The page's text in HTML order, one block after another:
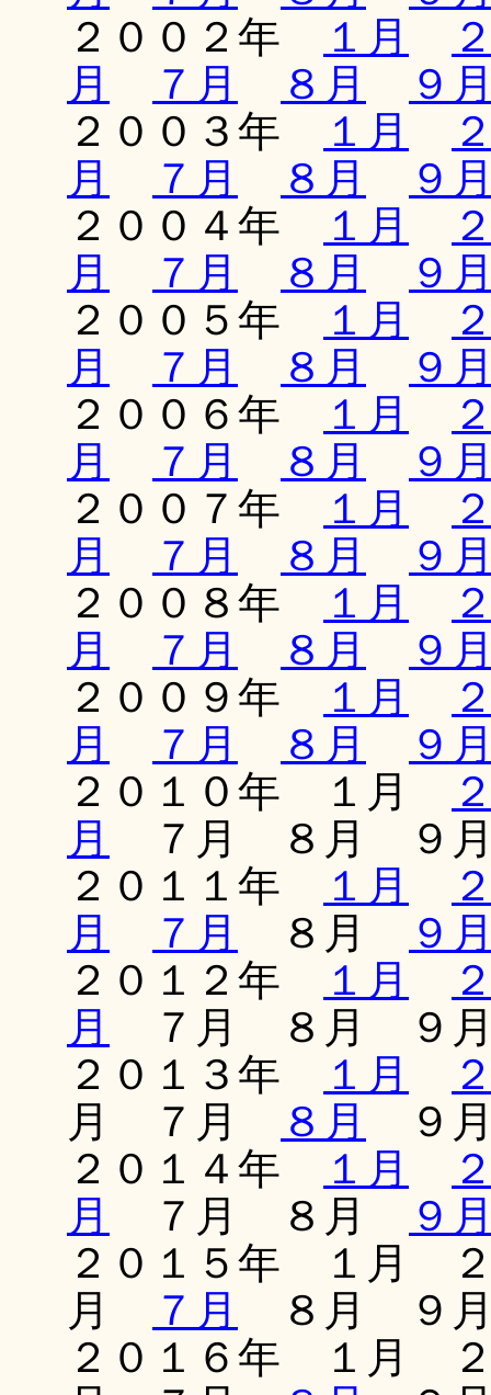
２００２年
１月
月
７月 ８月
９
２００３年
１月
月
７月 ８月
９
２００４年
１月
月
７月 ８月
９
２００５年
１月
月
７月 ８月
９
２００６年
１月
月
７月 ８月
９
２００７年
１月
月
７月 ８月
９
２００８年
１月
月
７月 ８月
９
２００９年
１月
月
７月 ８月
９
２０１０年 １月
月
７月 ８月 ９
２０１１年
１月
月
７月 ８月
９
２０１２年
１月
月
７月 ８月 ９
２０１３年
１月
月 ７月
８月
９
２０１４年
１月
月
７月 ８月
９
２０１５年 １月
月
７月
８月 ９
２０１６年 １月